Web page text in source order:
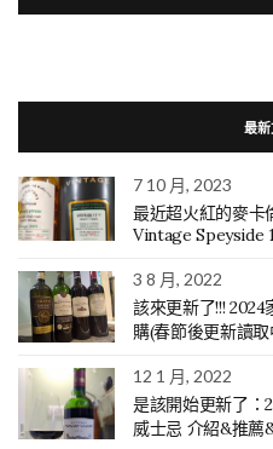
最
7 10 月, 2023
最近超火紅的麥卡
Vintage Speyside
3 8 月, 2022
該來更新了!!!
購(春節後更新讀
12 1 月, 2022
是該開始更新了：
威士忌 介紹&推薦